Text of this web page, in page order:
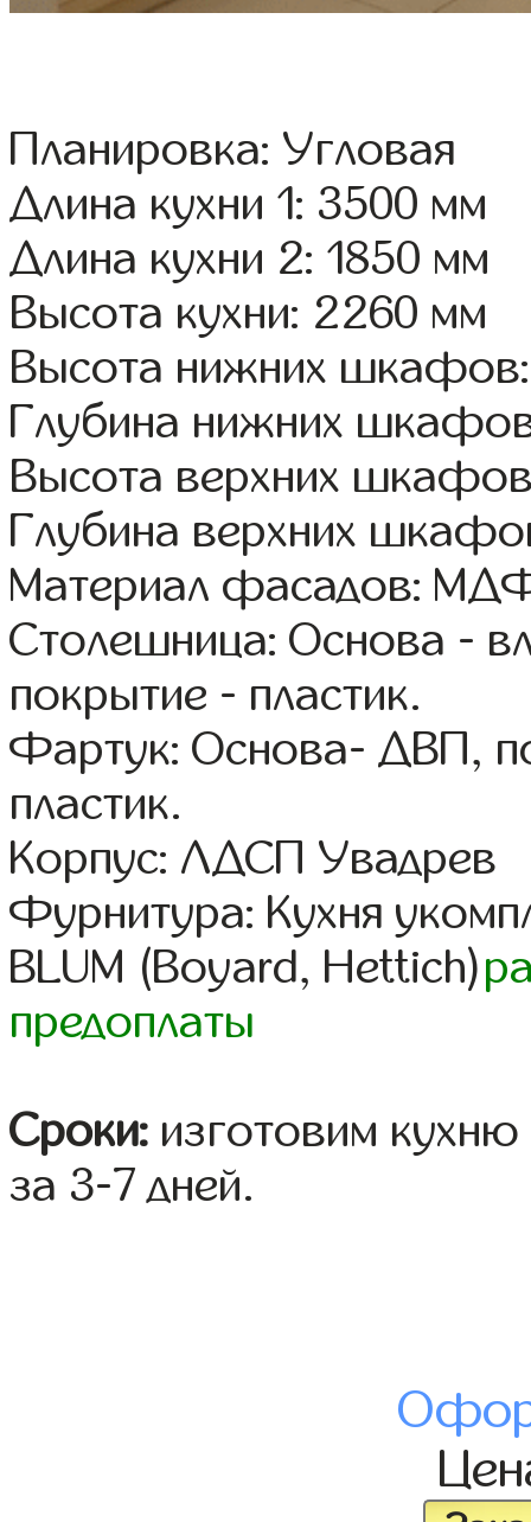
Планировка: Угловая
Длина кухни 1: 3500 мм
Длина кухни 2: 1850 мм
Высота кухни: 2260 мм
Высота нижних
Глубина нижних
Высота верхних
Глубина верхних
Материал фасадов:
Столешница: Основа -
покрытие - пластик.
Фартук: Основа- ДВП,
пластик.
Корпус: ЛДСП Увадрев
Фурнитура: Кухня
BLUM (Boyard, Hettich)
предоплаты
Сроки: изготовим
за 3-7 дней.